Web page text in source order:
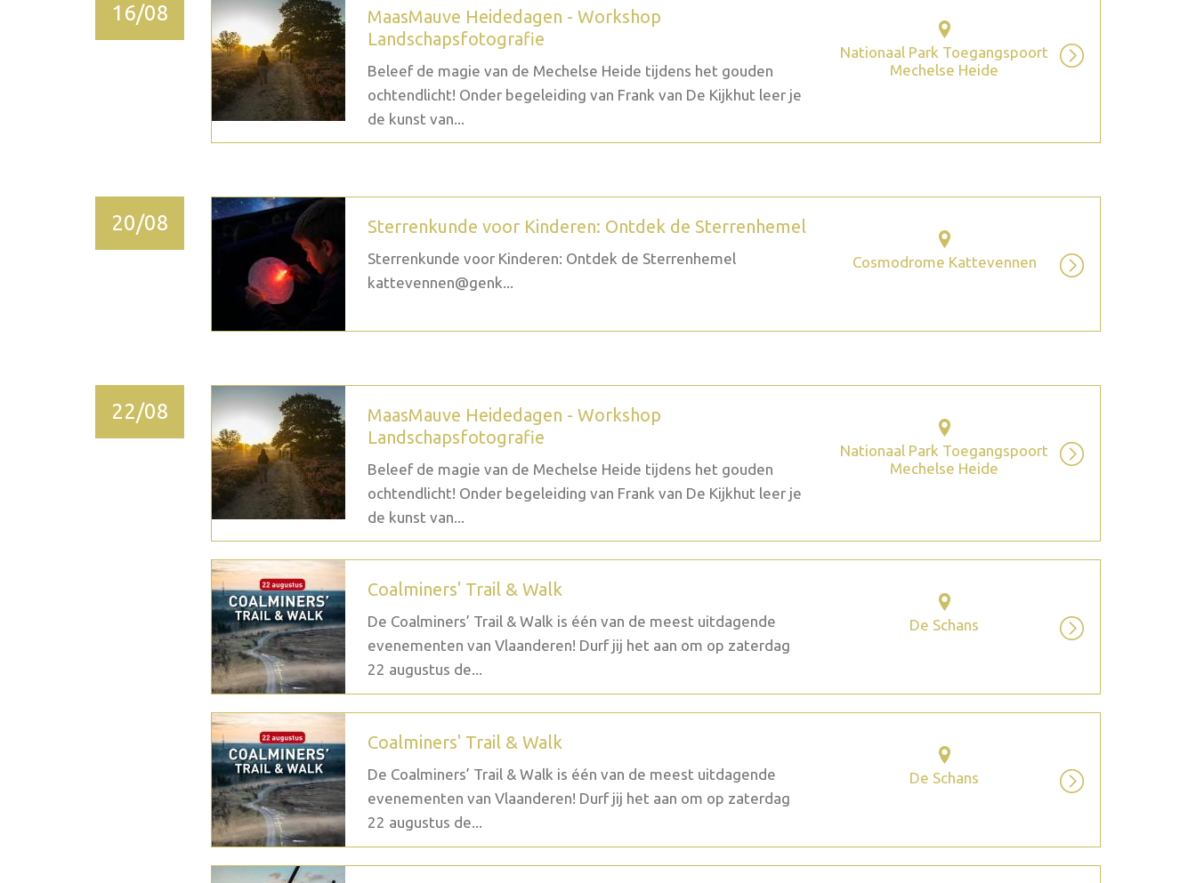
16/08
MaasMauve Heidedagen - Workshop
Landschapsfotografie
Beleef de magie van de Mechelse Heide tijdens het gouden
ochtendlicht! Onder begeleiding van Frank van De Kijkhut leer je
de kunst van...
Nationaal Park Toegangspoort
Mechelse Heide
20/08 Sterrenkunde voor Kinderen: Ontdek de Sterrenhemel
Sterrenkunde voor Kinderen: Ontdek de Sterrenhemel
kattevennen@genk...
Cosmodrome Kattevennen
22/08
MaasMauve Heidedagen - Workshop
Landschapsfotografie
Beleef de magie van de Mechelse Heide tijdens het gouden
ochtendlicht! Onder begeleiding van Frank van De Kijkhut leer je
de kunst van...
Nationaal Park Toegangspoort
Mechelse Heide
Coalminers' Trail & Walk
De Coalminers’ Trail & Walk is één van de meest uitdagende
evenementen van Vlaanderen! Durf jij het aan om op zaterdag
22 augustus de...
De Schans
Coalminers' Trail & Walk
De Coalminers’ Trail & Walk is één van de meest uitdagende
evenementen van Vlaanderen! Durf jij het aan om op zaterdag
22 augustus de...
De Schans